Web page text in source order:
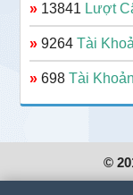
» 13841 Lượt
» 9264Tài
» 698Tài
©